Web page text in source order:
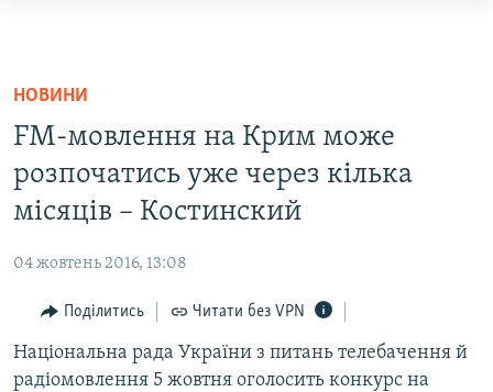
Перейти
основного
матеріалу
Перейти
до
основної
Перейти
пошуку
ВОДА.КРИМ
ВІДЕО ТА ФОТО
ПОЛІТИКА
БЛОГИ
ВСЕ ЗА ДЕНЬ
СПЕЦПРОЕКТИ
НОВИНИ
FM-мовлення на Крим може
розпочатись уже через кілька
місяців – Костинский
04 жовтень 2016, 13:08
Поділитись Читати без VPN
Національна рада України з питань телебачення й
радіомовлення 5 жовтня оголосить конкурс на